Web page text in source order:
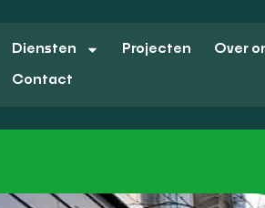
Diensten Projecten Over
Contact